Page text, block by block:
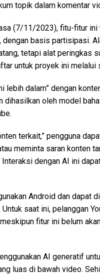
topik dalam komentar
(7/11/2023), fitu-fitur ini
basis partisipasi.
tetapi alat peringkas
untuk proyek ini melalui
lebih dalam” dengan
dihasilkan oleh model
terkait,” pengguna
meminta saran konten
dengan AI ini
Android dan dapat
saat ini, pelanggan
fitur ini belum
AI generatif
luas di bawah video.